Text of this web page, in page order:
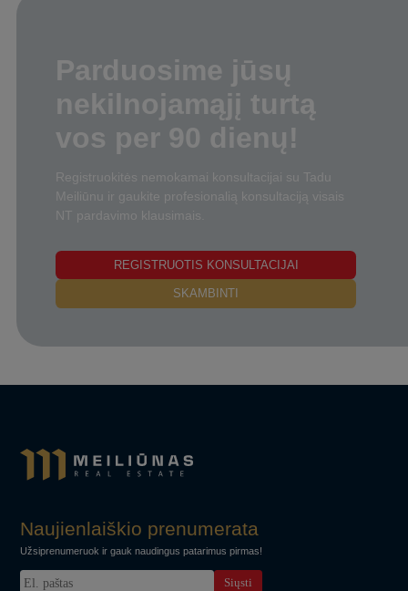
Parduosime jūsų
nekilnojamąjį turtą
vos per 90 dienų!
Registruokitės nemokamai konsultacijai su Tadu
Meiliūnu ir gaukite profesionalią konsultaciją visais
NT pardavimo klausimais.
REGISTRUOTIS KONSULTACIJAI
SKAMBINTI
Naujienlaiškio prenumerata
Užsiprenumeruok ir gauk naudingus patarimus pirmas!
Siųsti